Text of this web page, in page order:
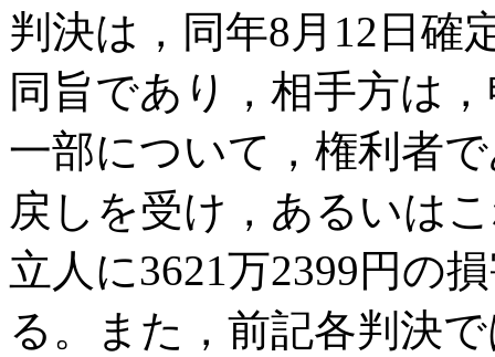
判決は，同年8月12日確
同旨であり，相手方は
一部について，権利者
戻しを受け，あるいは
立人に3621万2399円の
る。また，前記各判決